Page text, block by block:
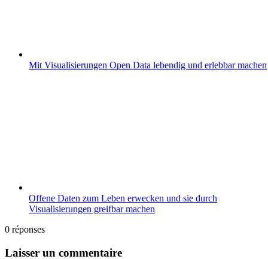
Mit Visualisierungen Open Data lebendig und erlebbar machen
Offene Daten zum Leben erwecken und sie durch
Visualisierungen greifbar machen
0 réponses
Laisser un commentaire